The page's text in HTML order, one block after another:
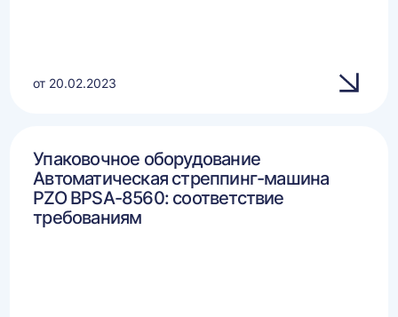
от 20.02.2023
Упаковочное оборудование
Автоматическая стреппинг-машина
PZO BPSA-8560: соответствие
требованиям